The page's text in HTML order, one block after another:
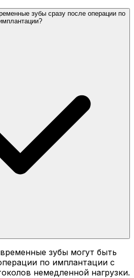
зубы сразу после операции по
зубы могут быть
по имплантации с
немедленной нагрузки.